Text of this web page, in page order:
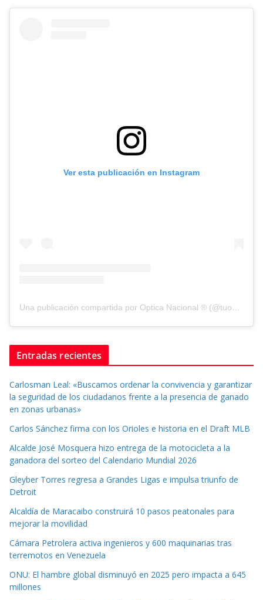
Ver esta publicación en Instagram
Una publicación compartida por Optica Nacional ® (@tuopticanacional)
Entradas recientes
Carlosman Leal: «Buscamos ordenar la convivencia y garantizar
la seguridad de los ciudadanos frente a la presencia de ganado
en zonas urbanas»
Carlos Sánchez firma con los Orioles e historia en el Draft MLB
Alcalde José Mosquera hizo entrega de la motocicleta a la
ganadora del sorteo del Calendario Mundial 2026
Gleyber Torres regresa a Grandes Ligas e impulsa triunfo de
Detroit
Alcaldía de Maracaibo construirá 10 pasos peatonales para
mejorar la movilidad
Cámara Petrolera activa ingenieros y 600 maquinarias tras
terremotos en Venezuela
ONU: El hambre global disminuyó en 2025 pero impacta a 645
millones